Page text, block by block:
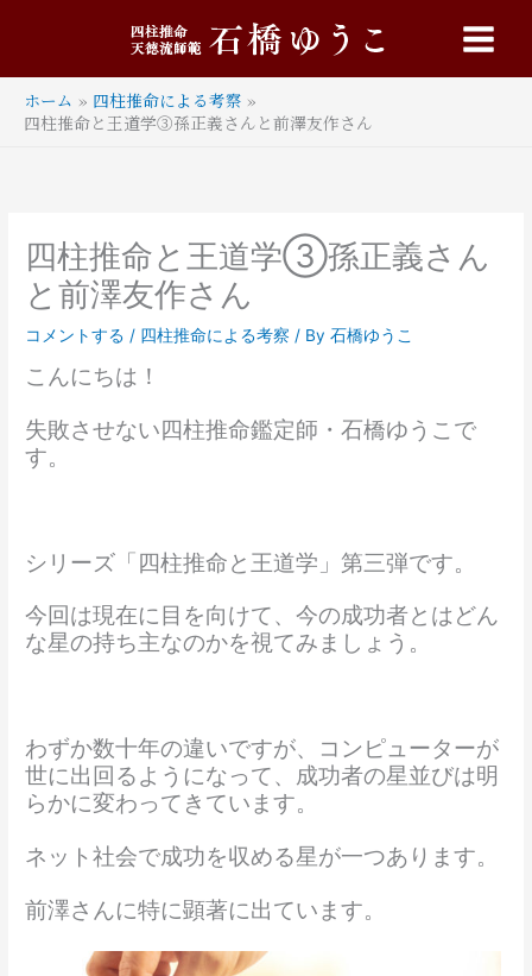
Main
ホーム
四柱推命による考察
四柱推命と王道学③孫正義さんと前澤友作さん
四柱推命と王道学③孫正義さん
と前澤友作さん
コメントする / 四柱推命による考察 / By石橋ゆうこ
こんにちは！
失敗させない四柱推命鑑定師・石橋ゆうこで
す。
シリーズ「四柱推命と王道学」第三弾です。
今回は現在に目を向けて、今の成功者とはどん
な星の持ち主なのかを視てみましょう。
わずか数十年の違いですが、コンピューターが
世に出回るようになって、成功者の星並びは明
らかに変わってきています。
ネット社会で成功を収める星が一つあります。
前澤さんに特に顕著に出ています。